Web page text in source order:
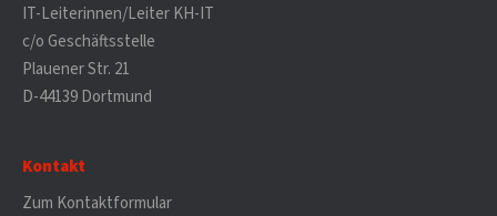
IT-Leiterinnen/Leiter KH-IT
c/o Geschäftsstelle
Plauener Str. 21
D-44139 Dortmund
Kontakt
Zum Kontaktformular